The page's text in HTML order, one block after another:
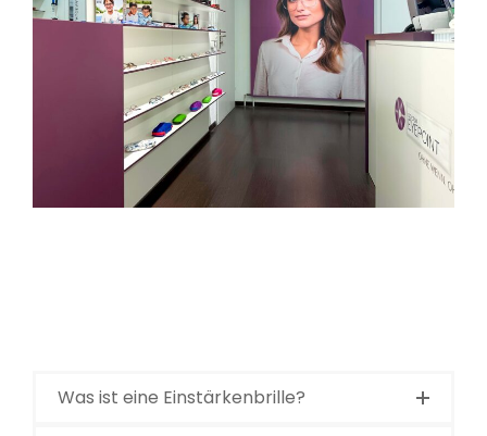
Was ist eine Einstärkenbrille?